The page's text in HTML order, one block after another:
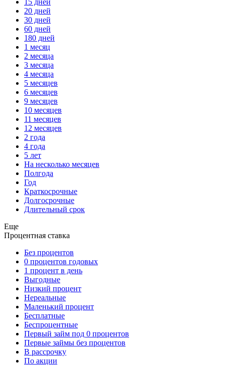
15 дней
20 дней
30 дней
60 дней
180 дней
1 месяц
2 месяца
3 месяца
4 месяца
5 месяцев
6 месяцев
9 месяцев
10 месяцев
11 месяцев
12 месяцев
2 года
4 года
5 лет
На несколько месяцев
Полгода
Год
Краткосрочные
Долгосрочные
Длительный срок
Еще
Процентная ставка
Без процентов
0 процентов годовых
1 процент в день
Выгодные
Низкий процент
Нереальные
Маленький процент
Бесплатные
Беспроцентные
Первый займ под 0 процентов
Первые займы без процентов
В рассрочку
По акции